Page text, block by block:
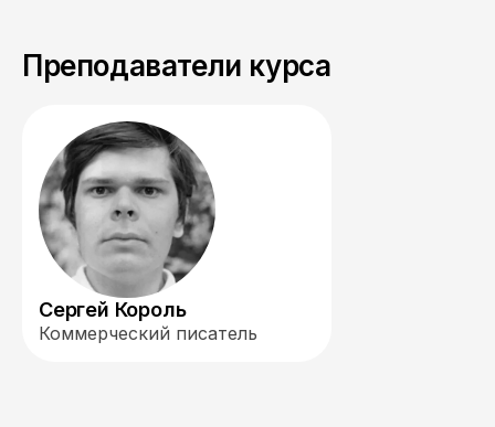
Преподаватели курса
Сергей Король
Коммерческий писатель